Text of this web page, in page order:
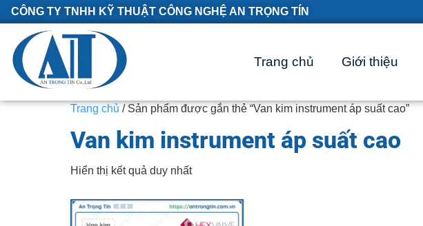
CÔNG TY TNHH KỸ THUẬT CÔNG NGHỆ AN TRỌNG TÍN
Trang chủ Giới thiệu
Trang chủ / Sản phẩm được gắn thẻ “Van kim instrument áp suất cao”
Van kim instrument áp suất cao
Hiển thị kết quả duy nhất